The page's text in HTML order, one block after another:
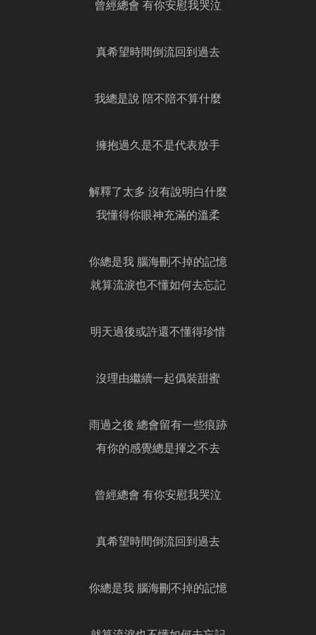
曾經總會 有你安慰我哭泣
真希望時間倒流回到過去
我總是說 陪不陪不算什麼
擁抱過久是不是代表放手
解釋了太多 沒有說明白什麼
我懂得你眼神充滿的溫柔
你總是我 腦海刪不掉的記憶
就算流淚也不懂如何去忘記
明天過後或許還不懂得珍惜
沒理由繼續一起僞裝甜蜜
雨過之後 總會留有一些痕跡
有你的感覺總是揮之不去
曾經總會 有你安慰我哭泣
真希望時間倒流回到過去
你總是我 腦海刪不掉的記憶